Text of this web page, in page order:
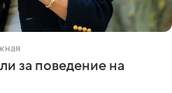
за поведение на